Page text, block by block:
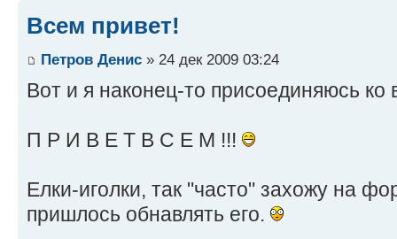
Всем привет!
Петров Денис » 24 дек 2009 03:24
Вот и я наконец-то присоединяюсь ко
П Р И В Е Т В С Е М !!!
Елки-иголки, так "часто" захожу на
пришлось обнавлять его.